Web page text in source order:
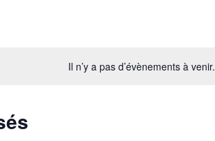
Il n’y a pas d’évènements à venir.